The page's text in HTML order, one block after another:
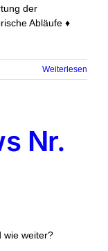
der
Abläufe ♦
Weiterlesen
Nr.
wie weiter?